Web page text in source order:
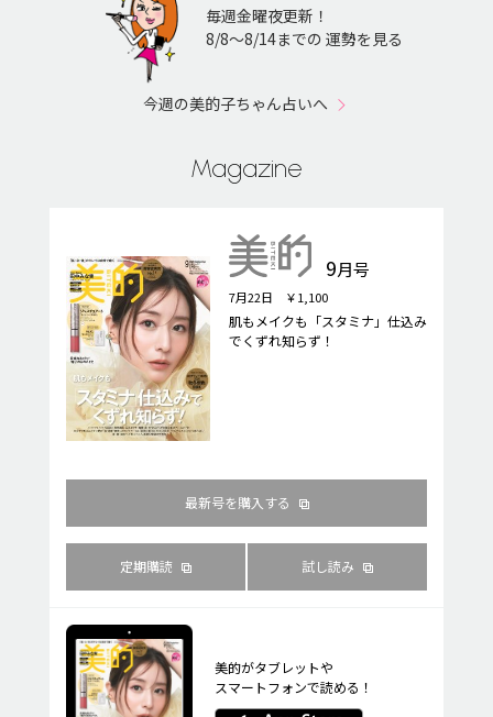
毎週金曜夜更新！
8/8〜8/14までの 運勢を見る
今週の美的子ちゃん占いへ
Magazine
9月号
7月22日 ￥1,100
肌もメイクも「スタミナ」仕込み
でくずれ知らず！
最新号を購入する
定期購読 試し読み
美的がタブレットや
スマートフォンで読める！